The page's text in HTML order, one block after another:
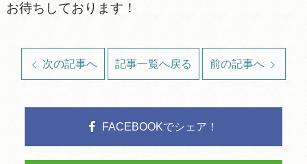
お待ちしております！
次の記事へ 記事一覧へ戻る 前の記事へ
FACEBOOKでシェア！